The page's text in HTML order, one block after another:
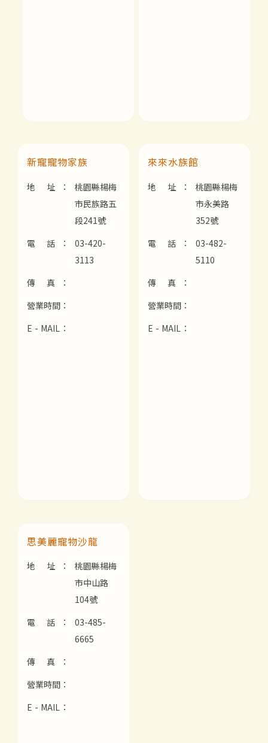
新寵寵物家族
地 址：
桃園縣楊梅
市民族路五
段241號
電 話：
03-420-
3113
傳 真：
營業時間：
E - MAIL：
來來水族館
地 址：
桃園縣楊梅
市永美路
352號
電 話：
03-482-
5110
傳 真：
營業時間：
E - MAIL：
思美麗寵物沙龍
地 址：
桃園縣楊梅
市中山路
104號
電 話：
03-485-
6665
傳 真：
營業時間：
E - MAIL：